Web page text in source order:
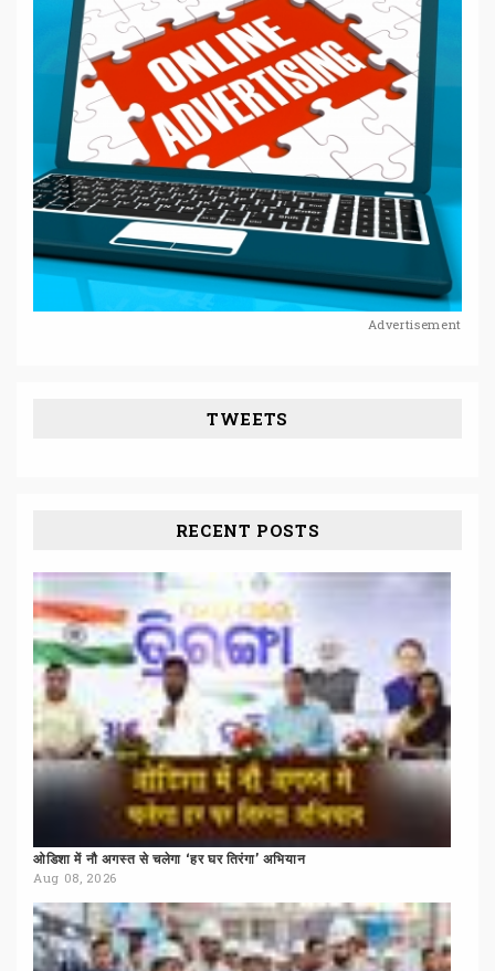
Advertisement
TWEETS
RECENT POSTS
ओडिशा में नौ अगस्त से चलेगा ‘हर घर तिरंगा’ अभियान
Aug 08, 2026